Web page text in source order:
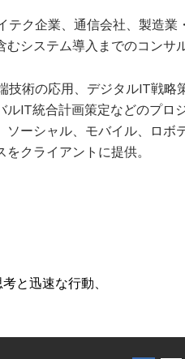
テク企業、通信会社、製造業
むシステム導入までのコンサ
技術の応用、デジタルIT戦
ルIT統合計画策定などのプロ
ソーシャル、モバイル、ロ
をクライアントに提供。
と迅速な行動、